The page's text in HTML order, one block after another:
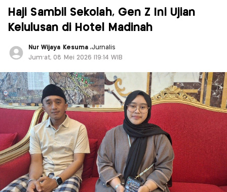
Haji Sambil Sekolah, Gen Z Ini Ujian
Kelulusan di Hotel Madinah
Nur Wijaya Kesuma ,Jurnalis
Jum'at, 08 Mei 2026 |19:14 WIB